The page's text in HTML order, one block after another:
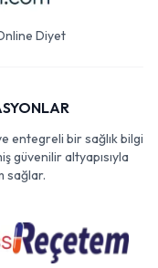
Diyet
entegreli bir sağlık bilgi
güvenilir altyapısıyla
sağlar.